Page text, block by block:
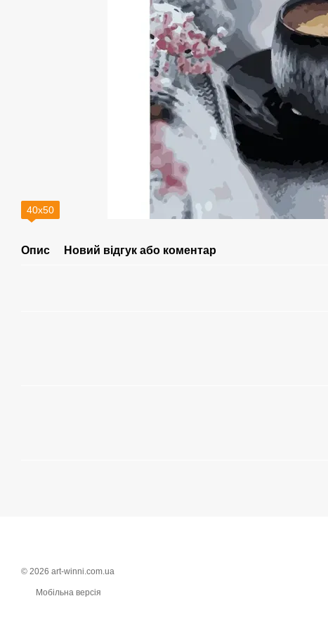
40х50
Опис Новий відгук або коментар
© 2026 art-winni.com.ua
Мобільна версія